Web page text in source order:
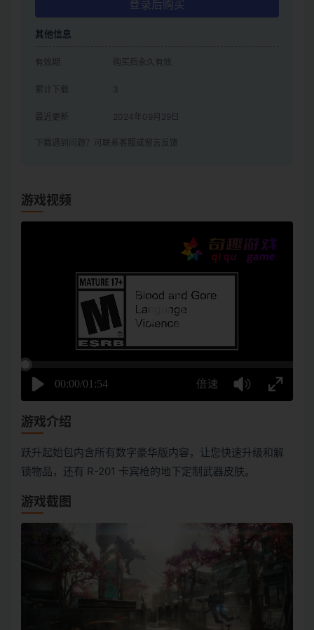
登录后购买
其他信息
有效期 购买后永久有效
累计下载 3
最近更新 2024年09月29日
下载遇到问题？可联系客服或留言反馈
游戏视频
游戏介绍
跃升起始包内含所有数字豪华版内容，让您快速升级和解
锁物品，还有 R-201 卡宾枪的地下定制武器皮肤。
游戏截图